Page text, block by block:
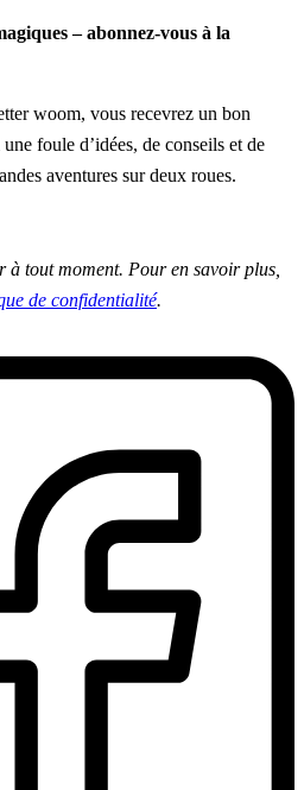
– abonnez-vous à la
woom, vous recevrez un bon
foule d’idées, de conseils et de
aventures sur deux roues.
à tout moment. Pour en savoir plus,
de confidentialité.